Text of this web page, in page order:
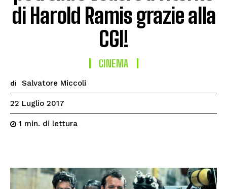
di Harold Ramis grazie alla
CGI!
CINEMA
di Salvatore Miccoli
22 Luglio 2017
1 min. di lettura